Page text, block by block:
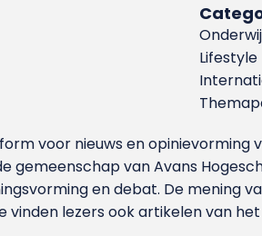
Lifestyle
voor nieuws en
gemeenschap van Avans
en debat. De mening
vinden lezers ook artikelen van